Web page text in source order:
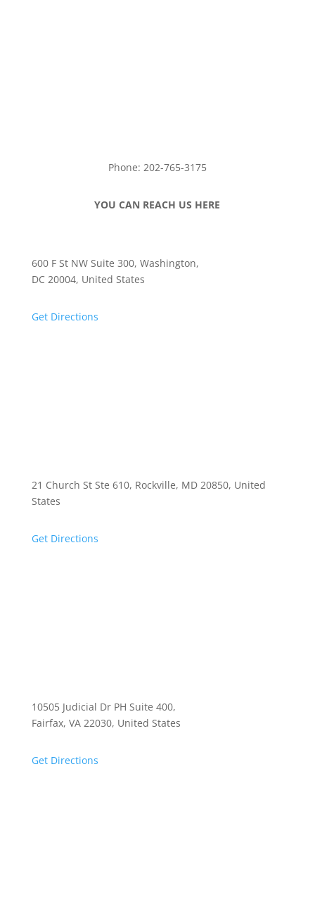
Phone: 202-765-3175
YOU CAN REACH US HERE
600 F St NW Suite 300, Washington,
DC 20004, United States
Get Directions
21 Church St Ste 610, Rockville, MD 20850, United
States
Get Directions
10505 Judicial Dr PH Suite 400,
Fairfax, VA 22030, United States
Get Directions